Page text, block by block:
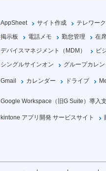
AppSheet サイト作成
テレワーク
掲示板
電話メモ 勤怠管理
在
デバイスマネジメント（MDM）
ビ
シングルサインオン
グループカレ
Gmail カレンダー ドライブ
Google Workspace（旧G Suite）導入
kintone アプリ開発 サービスサイト